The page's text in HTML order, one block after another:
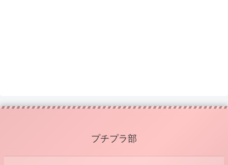
プチプラ部